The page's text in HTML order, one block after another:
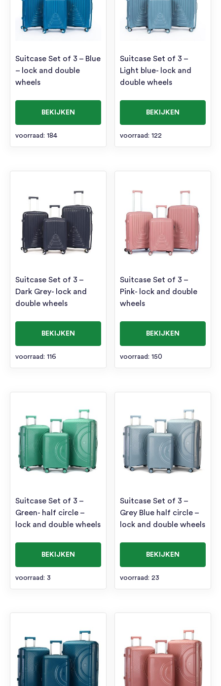
Suitcase Set of 3 – Blue
– lock and double
wheels
BEKIJKEN
voorraad: 184
Suitcase Set of 3 –
Light blue- lock and
double wheels
BEKIJKEN
voorraad: 122
Suitcase Set of 3 –
Dark Grey- lock and
double wheels
BEKIJKEN
voorraad: 116
Suitcase Set of 3 –
Pink- lock and double
wheels
BEKIJKEN
voorraad: 150
Suitcase Set of 3 –
Green- half circle –
lock and double wheels
BEKIJKEN
voorraad: 3
Suitcase Set of 3 –
Grey Blue half circle –
lock and double wheels
BEKIJKEN
voorraad: 23